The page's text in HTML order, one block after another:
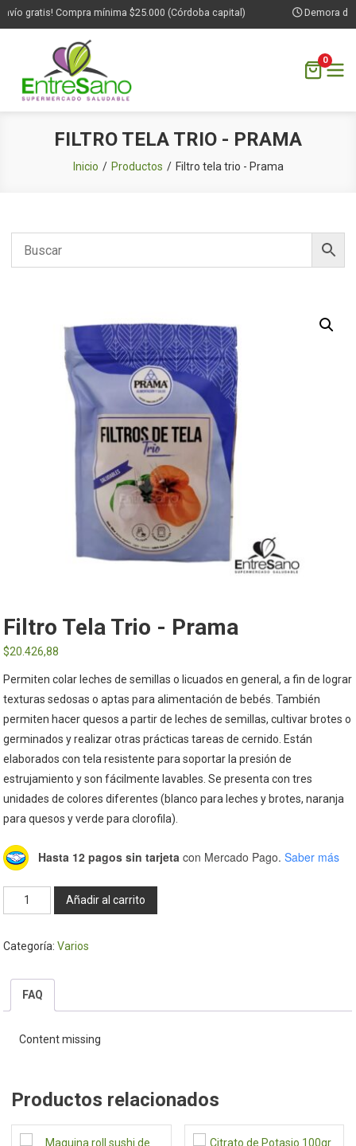
gratis! Compra mínima $25.000 (Córdoba capital) Demora de
0
FILTRO TELA TRIO - PRAMA
Inicio Productos Filtro tela trio - Prama
Filtro Tela Trio - Prama
$20.426,88
Permiten colar leches de semillas o licuados en general, a fin de lograr
texturas sedosas o aptas para alimentación de bebés. También
permiten hacer quesos a partir de leches de semillas, cultivar brotes o
germinados y realizar otras prácticas tareas de cernido. Están
elaborados con tela resistente para soportar la presión de
estrujamiento y son fácilmente lavables. Se presenta con tres
unidades de colores diferentes (blanco para leches y brotes, naranja
para quesos y verde para clorofila).
Hasta 12 pagos sin tarjeta con Mercado Pago. Saber más
Filtro
tela
cantidad
Añadir al carrito
Categoría:Varios
FAQ
Content missing
Productos relacionados